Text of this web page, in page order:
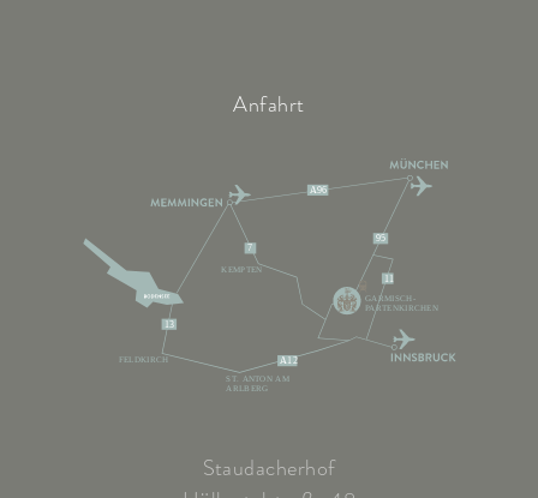
Anfahrt
A96
95
11
7
A12
13
KEMPTEN
ST. ANTON AM
ARLBERG
FELDKIRCH
GARMISCH-
PARTENKIRCHEN
Staudacherhof